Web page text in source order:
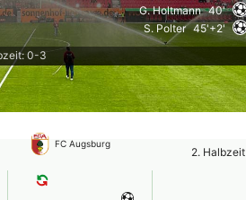
G. Holtmann 40'
S. Polter 45'+2'
0-3
FC Augsburg
2. Halbzeit